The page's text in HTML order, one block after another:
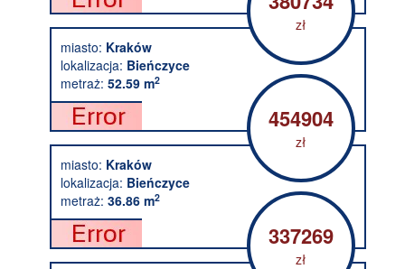
zł
miasto: Kraków
lokalizacja: Bieńczyce
metraż: 52.59 m2
454904
zł
miasto: Kraków
lokalizacja: Bieńczyce
metraż: 36.86 m2
337269
zł